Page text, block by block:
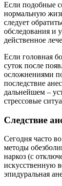
Если подобные
нормальную
следует
обследования и
действенное
Если головная
суток после
осложнениями
последствие
дальнейшем –
стрессовые
Следствие
Сегодня часто
методы
наркоз (с
искусственную
эпидуральная